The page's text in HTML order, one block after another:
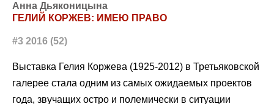
Анна Дьяконицына
ГЕЛИЙ КОРЖЕВ: ИМЕЮ ПРАВО
#3 2016 (52)
Выставка Гелия Коржева (1925-2012) в Третьяковской
галерее стала одним из самых ожидаемых проектов
года, звучащих остро и полемически в ситуации